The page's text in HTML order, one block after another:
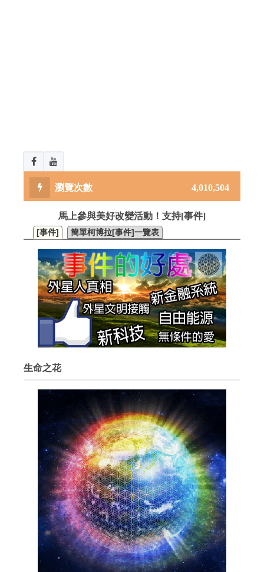
4,010,504
馬上參與美好改變活動！支持[事件]
[事件] 簡單柯博拉[事件]一覽表
生命之花